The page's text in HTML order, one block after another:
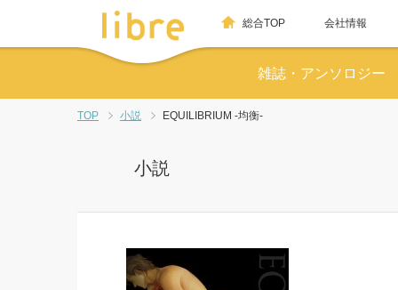
総合TOP 会社情報
雑誌・アンソロジー
TOP 小説 EQUILIBRIUM -均衡-
小説